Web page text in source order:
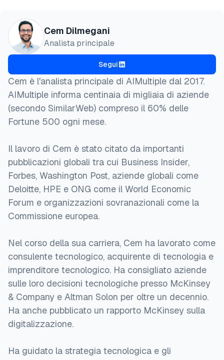
Cem Dilmegani
Analista principale
Segui
Cem è l'analista principale di AIMultiple dal 2017.
AIMultiple informa centinaia di migliaia di aziende
(secondo SimilarWeb) compreso il 60% delle
Fortune 500 ogni mese.
Il lavoro di Cem è stato citato da importanti
pubblicazioni globali tra cui Business Insider,
Forbes, Washington Post, aziende globali come
Deloitte, HPE e ONG come il World Economic
Forum e organizzazioni sovranazionali come la
Commissione europea.
Nel corso della sua carriera, Cem ha lavorato come
consulente tecnologico, acquirente di tecnologia e
imprenditore tecnologico. Ha consigliato aziende
sulle loro decisioni tecnologiche presso McKinsey
& Company e Altman Solon per oltre un decennio.
Ha anche pubblicato un rapporto McKinsey sulla
digitalizzazione.
Ha guidato la strategia tecnologica e gli